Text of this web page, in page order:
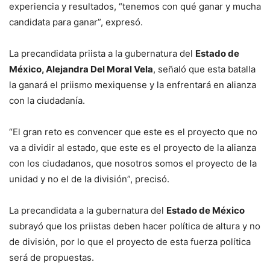
experiencia y resultados, “tenemos con qué ganar y mucha
candidata para ganar”, expresó.
La precandidata priista a la gubernatura del Estado de
México, Alejandra Del Moral Vela, señaló que esta batalla
la ganará el priismo mexiquense y la enfrentará en alianza
con la ciudadanía.
“El gran reto es convencer que este es el proyecto que no
va a dividir al estado, que este es el proyecto de la alianza
con los ciudadanos, que nosotros somos el proyecto de la
unidad y no el de la división”, precisó.
La precandidata a la gubernatura del Estado de México
subrayó que los priistas deben hacer política de altura y no
de división, por lo que el proyecto de esta fuerza política
será de propuestas.